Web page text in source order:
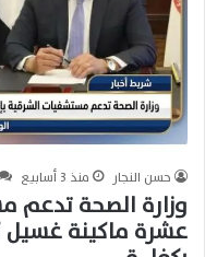
حسن النجار منذ 3 أسابيع
وزارة الصحة تدعم
عشرة ماكينة